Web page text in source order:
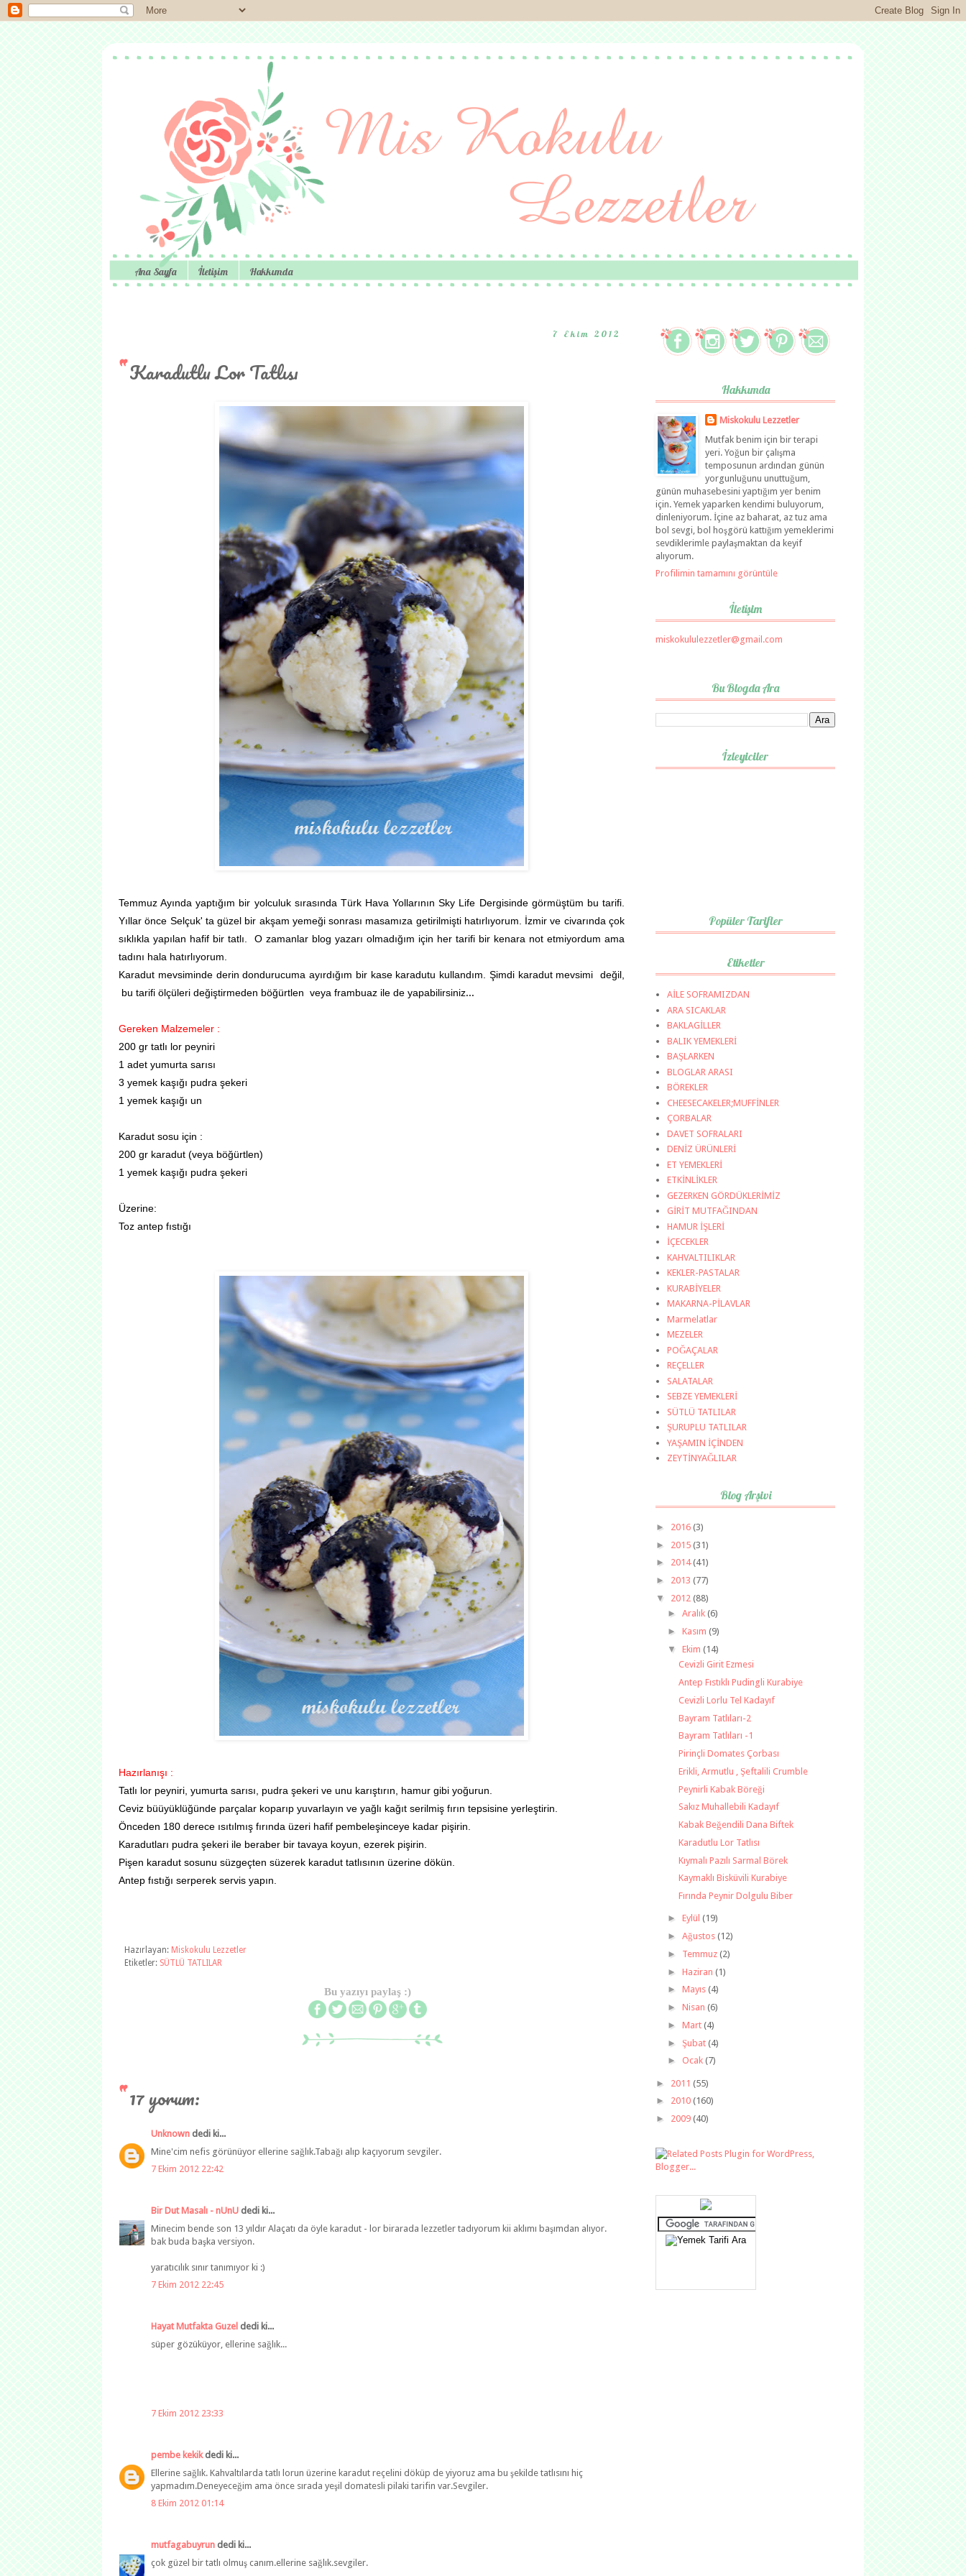
Ana Sayfa İletişim Hakkımda
7 Ekim 2012
Karadutlu Lor Tatlısı
Temmuz Ayında yaptığım bir yolculuk sırasında Türk Hava Yollarının Sky Life Dergisinde görmüştüm bu tarifi.
Yıllar önce Selçuk' ta güzel bir akşam yemeği sonrası masamıza getirilmişti hatırlıyorum. İzmir ve civarında çok
sıklıkla yapılan hafif bir tatlı. O zamanlar blog yazarı olmadığım için her tarifi bir kenara not etmiyordum ama
tadını hala hatırlıyorum.
Karadut mevsiminde derin dondurucuma ayırdığım bir kase karadutu kullandım. Şimdi karadut mevsimi değil,
bu tarifi ölçüleri değiştirmeden böğürtlen veya frambuaz ile de yapabilirsiniz...
Gereken Malzemeler :
200 gr tatlı lor peyniri
1 adet yumurta sarısı
3 yemek kaşığı pudra şekeri
1 yemek kaşığı un
Karadut sosu için :
200 gr karadut (veya böğürtlen)
1 yemek kaşığı pudra şekeri
Üzerine:
Toz antep fıstığı
Hazırlanışı :
Tatlı lor peyniri, yumurta sarısı, pudra şekeri ve unu karıştırın, hamur gibi yoğurun.
Ceviz büüyüklüğünde parçalar koparıp yuvarlayın ve yağlı kağıt serilmiş fırın tepsisine yerleştirin.
Önceden 180 derece ısıtılmış fırında üzeri hafif pembeleşinceye kadar pişirin.
Karadutları pudra şekeri ile beraber bir tavaya koyun, ezerek pişirin.
Pişen karadut sosunu süzgeçten süzerek karadut tatlısının üzerine dökün.
Antep fıstığı serperek servis yapın.
Hazırlayan: Miskokulu Lezzetler
Etiketler: SÜTLÜ TATLILAR
Bu yazıyı paylaş :)
17 yorum:
Unknown dedi ki...
Mine'cim nefis görünüyor ellerine sağlık.Tabağı alıp kaçıyorum sevgiler.
7 Ekim 2012 22:42
Bir Dut Masalı - nUnU dedi ki...
Minecim bende son 13 yıldır Alaçatı da öyle karadut - lor birarada lezzetler tadıyorum kii aklımı başımdan alıyor.
bak buda başka versiyon.
yaratıcılık sınır tanımıyor ki :)
7 Ekim 2012 22:45
Hayat Mutfakta Guzel dedi ki...
süper gözüküyor, ellerine sağlık...
7 Ekim 2012 23:33
pembe kekikdedi ki...
Ellerine sağlık. Kahvaltılarda tatlı lorun üzerine karadut reçelini döküp de yiyoruz ama bu şekilde tatlısını hiç
yapmadım.Deneyeceğim ama önce sırada yeşil domatesli pilaki tarifin var.Sevgiler.
8 Ekim 2012 01:14
mutfagabuyrun dedi ki...
çok güzel bir tatlı olmuş canım.ellerine sağlık.sevgiler.
Hakkımda
Miskokulu Lezzetler
Mutfak benim için bir terapi
yeri. Yoğun bir çalışma
temposunun ardından günün
yorgunluğunu unuttuğum,
günün muhasebesini yaptığım yer benim
için. Yemek yaparken kendimi buluyorum,
dinleniyorum. İçine az baharat, az tuz ama
bol sevgi, bol hoşgörü kattığım yemeklerimi
sevdiklerimle paylaşmaktan da keyif
alıyorum.
Profilimin tamamını görüntüle
İletişim
miskokululezzetler@gmail.com
Bu Blogda Ara
İzleyiciler
Popüler Tarifler
Etiketler
AİLE SOFRAMIZDAN
ARA SICAKLAR
BAKLAGİLLER
BALIK YEMEKLERİ
BAŞLARKEN
BLOGLAR ARASI
BÖREKLER
CHEESECAKELER;MUFFİNLER
ÇORBALAR
DAVET SOFRALARI
DENİZ ÜRÜNLERİ
ET YEMEKLERİ
ETKİNLİKLER
GEZERKEN GÖRDÜKLERİMİZ
GİRİT MUTFAĞINDAN
HAMUR İŞLERİ
İÇECEKLER
KAHVALTILIKLAR
KEKLER-PASTALAR
KURABİYELER
MAKARNA-PİLAVLAR
Marmelatlar
MEZELER
POĞAÇALAR
REÇELLER
SALATALAR
SEBZE YEMEKLERİ
SÜTLÜ TATLILAR
ŞURUPLU TATLILAR
YAŞAMIN İÇİNDEN
ZEYTİNYAĞLILAR
Blog Arşivi
► 2016 (3)
► 2015 (31)
► 2014(41)
► 2013 (77)
▼ 2012 (88)
► Aralık (6)
► Kasım (9)
▼ Ekim (14)
Cevizli Girit Ezmesi
Antep Fıstıklı Pudingli Kurabiye
Cevizli Lorlu Tel Kadayıf
Bayram Tatlıları-2
Bayram Tatlıları -1
Pirinçli Domates Çorbası
Erikli, Armutlu , Şeftalili Crumble
Peynirli Kabak Böreği
Sakız Muhallebili Kadayıf
Kabak Beğendili Dana Biftek
Karadutlu Lor Tatlısı
Kıymalı Pazılı Sarmal Börek
Kaymaklı Bisküvili Kurabiye
Fırında Peynir Dolgulu Biber
► Eylül (19)
► Ağustos (12)
► Temmuz (2)
► Haziran (1)
► Mayıs (4)
► Nisan (6)
► Mart (4)
► Şubat (4)
► Ocak (7)
► 2011 (55)
► 2010 (160)
► 2009 (40)